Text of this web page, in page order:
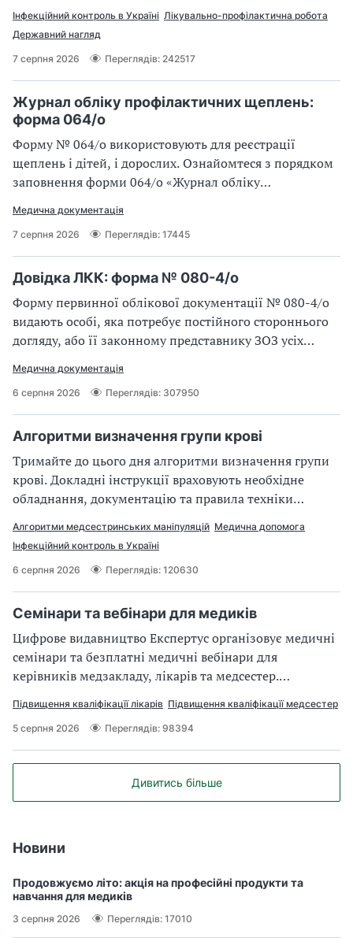
Інфекційний контроль в Україні Лікувально-профілактична робота
Державний нагляд
7 серпня 2026 Переглядів: 242517
Журнал обліку профілактичних щеплень:
форма 064/о
Форму № 064/о використовують для реєстрації
щеплень і дітей, і дорослих. Ознайомтеся з порядком
заповнення форми 064/о «Журнал обліку
Медична документація
7 серпня 2026 Переглядів: 17445
Довідка ЛКК: форма № 080-4/о
Форму первинної облікової документації № 080-4/о
видають особі, яка потребує постійного стороннього
догляду, або її законному представнику ЗОЗ усіх
Медична документація
6 серпня 2026 Переглядів: 307950
Алгоритми визначення групи крові
Тримайте до цього дня алгоритми визначення групи
крові. Докладні інструкції враховують необхідне
обладнання, документацію та правила техніки
Алгоритми медсестринських маніпуляцій Медична допомога
Інфекційний контроль в Україні
6 серпня 2026 Переглядів: 120630
Семінари та вебінари для медиків
Цифрове видавництво Експертус організовує медичні
семінари та безплатні медичні вебінари для
керівників медзакладу, лікарів та медсестер.
уміння
Підвищення кваліфікацїї лікарів Підвищення кваліфікацїї медсестер
5 серпня 2026 Переглядів: 98394
Дивитись більше
Новини
Продовжуємо літо: акція на професійні продукти та
навчання для медиків
3 серпня 2026 Переглядів: 17010
П
Р